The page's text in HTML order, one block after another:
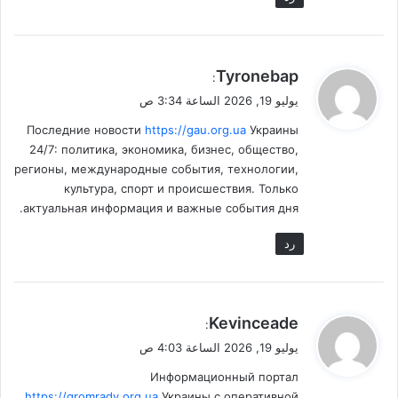
ي
ل
Tyronebap
:
يوليو 19, 2026 الساعة 3:34 ص
Последние новости https://gau.org.ua Украины
24/7: политика, экономика, бизнес, общество,
регионы, международные события, технологии,
культура, спорт и происшествия. Только
актуальная информация и важные события дня.
رد
ي
ل
Kevinceade
:
يوليو 19, 2026 الساعة 4:03 ص
Информационный портал